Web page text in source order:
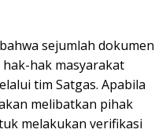
sejumlah dokumen
hak masyarakat
tim Satgas. Apabila
melibatkan pihak
melakukan verifikasi